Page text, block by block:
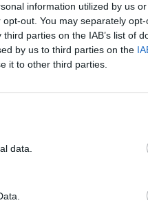
information utilized by us
out. You may separately
parties on the IAB’s list of
by us to third parties on the
it to other third parties.
data.
di più
di avere
emersa
da
e